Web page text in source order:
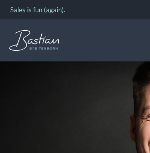
Zum
springen
Sales is fun (again).